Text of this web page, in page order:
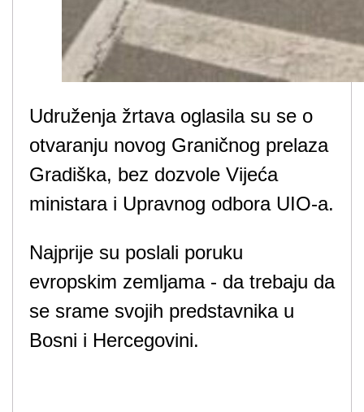
Udruženja žrtava oglasila su se o
otvaranju novog Graničnog prelaza
Gradiška, bez dozvole Vijeća
ministara i Upravnog odbora UIO-a.
Najprije su poslali poruku
evropskim zemljama - da trebaju da
se srame svojih predstavnika u
Bosni i Hercegovini.